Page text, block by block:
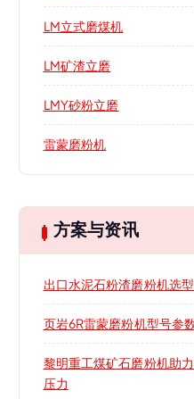
LM立式磨煤机
LM矿渣立磨
LMY砂粉立磨
雷蒙磨粉机
方案与资讯
出口水泥石粉渣磨粉机选
页岩6R雷蒙磨粉机型号参
黎明重工煤矿石磨粉机助
压力